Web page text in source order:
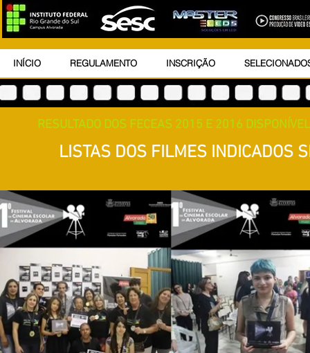
INÍCIO REGULAMENTO INSCRIÇÃO
RESULTADO DOS FECEAS 2015 E 2016
LISTAS DOS FILMES INDICADOS